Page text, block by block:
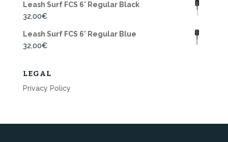
Leash Surf FCS 6' Regular Black
32,00€
Leash Surf FCS 6' Regular Blue
32,00€
LEGAL
Privacy Policy